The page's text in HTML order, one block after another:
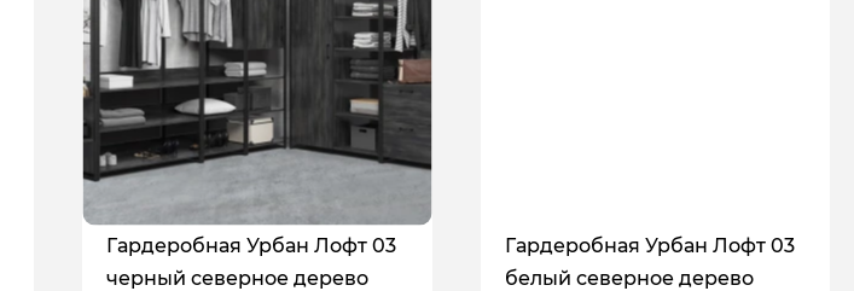
Гардеробная Урбан Лофт 03
черный северное дерево
Гардеробная Урбан Лофт 03
белый северное дерево